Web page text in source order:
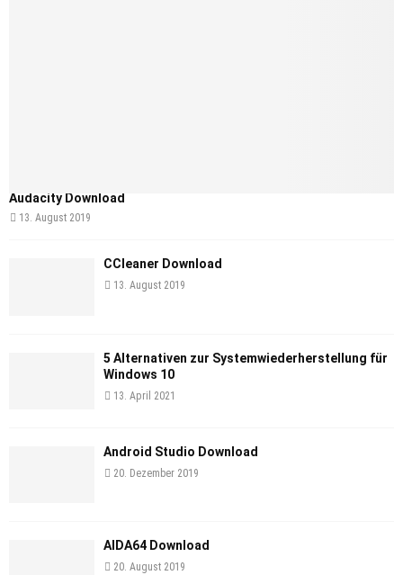
Audacity Download
13. August 2019
CCleaner Download
13. August 2019
5 Alternativen zur Systemwiederherstellung für
Windows 10
13. April 2021
Android Studio Download
20. Dezember 2019
AIDA64 Download
20. August 2019